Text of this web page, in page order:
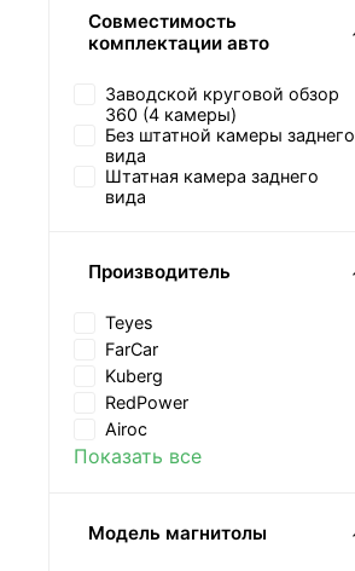
Совместимость
комплектации авто
Заводской круговой обзор
360 (4 камеры)
Без штатной камеры заднего
вида
Штатная камера заднего
вида
Производитель
Teyes
FarCar
Kuberg
RedPower
Airoc
Показать все
Модель магнитолы